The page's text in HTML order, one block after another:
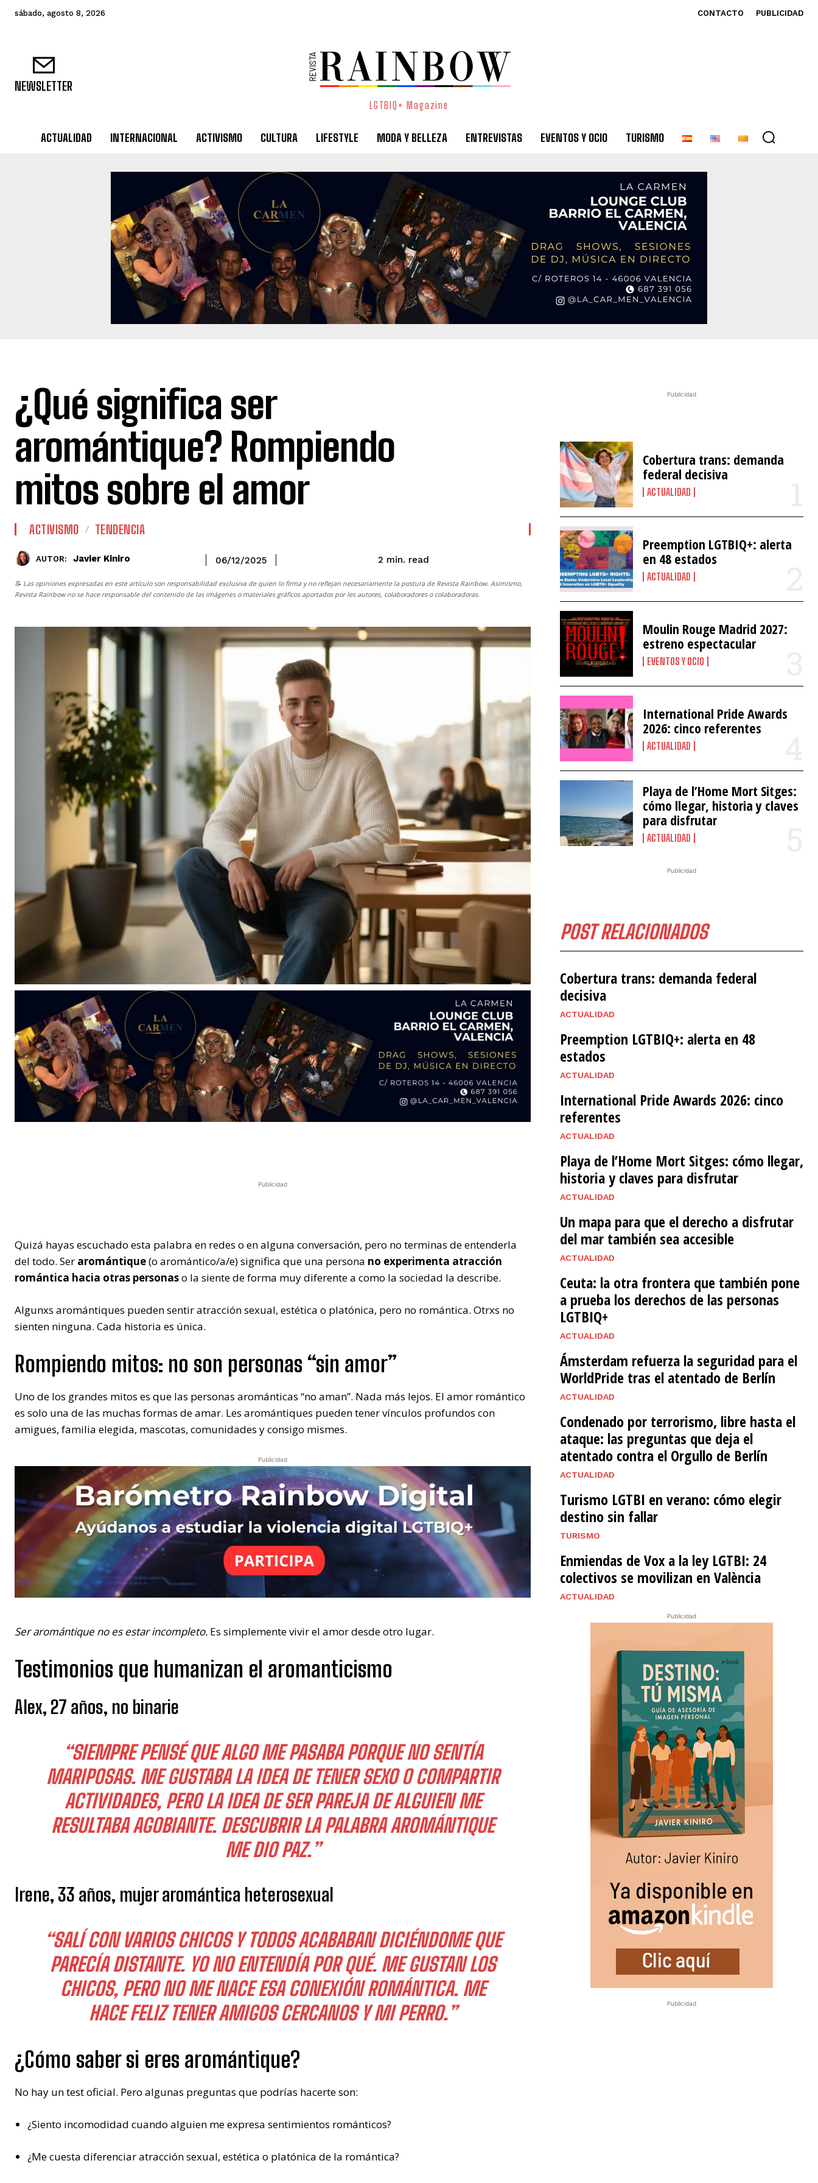
sábado, agosto 8, 2026 CONTACTO PUBLICIDAD
NEWSLETTER
LGTBIQ+ Magazine
ACTUALIDAD INTERNACIONAL ACTIVISMO CULTURA LIFESTYLE MODA Y BELLEZA ENTREVISTAS EVENTOS Y OCIO TURISMO
¿Qué significa ser
aromántique? Rompiendo
mitos sobre el amor
ACTIVISMO TENDENCIA
AUTOR: Javier Kiniro 06/12/2025 2 min. read
📝 Las opiniones expresadas en este artículo son responsabilidad exclusiva de quien lo firma y no reflejan necesariamente la postura de Revista Rainbow. Asimismo,
Revista Rainbowno se hace responsable del contenido de las imágenes o materiales gráficos aportados por les autores, colaboradores o colaboradoras.
Publicidad
Quizá hayas escuchado esta palabra en redes o en alguna conversación, pero no terminas de entenderla
del todo. Ser aromántique(o aromántico/a/e) significa que una persona no experimenta atracción
romántica hacia otras personaso la siente de forma muy diferente a como la sociedad la describe.
Algunxs aromántiques pueden sentir atracción sexual, estética o platónica, pero no romántica. Otrxs no
sienten ninguna. Cada historia es única.
Rompiendo mitos: no son personas “sin amor”
Uno de los grandes mitos es que las personas arománticas “no aman”. Nada más lejos. El amor romántico
es solo una de las muchas formas de amar. Les aromántiques pueden tener vínculos profundos con
amigues, familia elegida, mascotas, comunidades y consigo mismes.
Publicidad
Ser aromántique no es estar incompleto. Es simplemente vivir el amor desde otro lugar.
Testimonios que humanizan el aromanticismo
Alex, 27 años, no binarie
“SIEMPRE PENSÉ QUE ALGO ME PASABA PORQUE NO SENTÍA
MARIPOSAS. ME GUSTABA LA IDEA DE TENER SEXO O COMPARTIR
ACTIVIDADES, PERO LA IDEA DE SER PAREJA DE ALGUIEN ME
RESULTABA AGOBIANTE. DESCUBRIR LA PALABRA AROMÁNTIQUE
ME DIO PAZ.”
Irene, 33 años, mujer aromántica heterosexual
“SALÍ CON VARIOS CHICOS Y TODOS ACABABAN DICIÉNDOME QUE
PARECÍA DISTANTE. YO NO ENTENDÍA POR QUÉ. ME GUSTAN LOS
CHICOS, PERO NO ME NACE ESA CONEXIÓN ROMÁNTICA. ME
HACE FELIZ TENER AMIGOS CERCANOS Y MI PERRO.”
¿Cómo saber si eres aromántique?
No hay un test oficial. Pero algunas preguntas que podrías hacerte son:
¿Siento incomodidad cuando alguien me expresa sentimientos románticos?
¿Me cuesta diferenciar atracción sexual, estética o platónica de la romántica?
Publicidad
Cobertura trans: demanda
federal decisiva
ACTUALIDAD
Preemption LGTBIQ+: alerta
en 48 estados
ACTUALIDAD
Moulin Rouge Madrid 2027:
estreno espectacular
EVENTOS Y OCIO
International Pride Awards
2026: cinco referentes
ACTUALIDAD
Playa de l’Home Mort Sitges:
cómo llegar, historia y claves
para disfrutar
ACTUALIDAD
Publicidad
POST RELACIONADOS
Cobertura trans: demanda federal
decisiva
ACTUALIDAD
Preemption LGTBIQ+: alerta en 48
estados
ACTUALIDAD
International Pride Awards 2026: cinco
referentes
ACTUALIDAD
Playa de l’Home Mort Sitges: cómo llegar,
historia y claves para disfrutar
ACTUALIDAD
Un mapa para que el derecho a disfrutar
del mar también sea accesible
ACTUALIDAD
Ceuta: la otra frontera que también pone
a prueba los derechos de las personas
LGTBIQ+
ACTUALIDAD
Ámsterdam refuerza la seguridad para el
WorldPride tras el atentado de Berlín
ACTUALIDAD
Condenado por terrorismo, libre hasta el
ataque: las preguntas que deja el
atentado contra el Orgullo de Berlín
ACTUALIDAD
Turismo LGTBI en verano: cómo elegir
destino sin fallar
TURISMO
Enmiendas de Vox a la ley LGTBI: 24
colectivos se movilizan en València
ACTUALIDAD
Publicidad
Publicidad